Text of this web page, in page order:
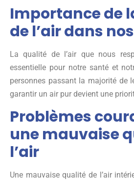
Importance de
de l’air dans
La qualité de l’air que nous
essentielle pour notre santé et
personnes passant la majorité de
garantir un air pur devient une
Problèmes
une mauvaise
l’air
Une mauvaise qualité de l’air